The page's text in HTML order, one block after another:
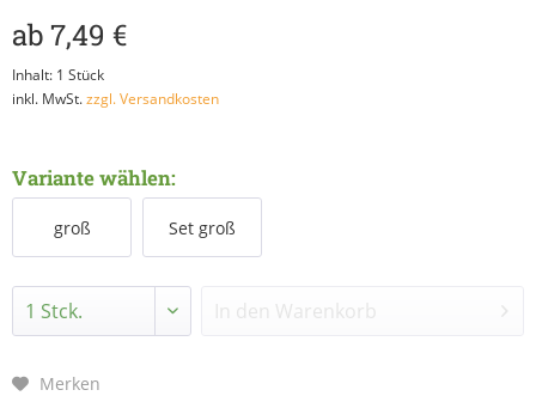
ab 7,49 €
Inhalt: 1 Stück
inkl. MwSt.zzgl. Versandkosten
Variante wählen:
groß Set groß
In den Warenkorb
Merken